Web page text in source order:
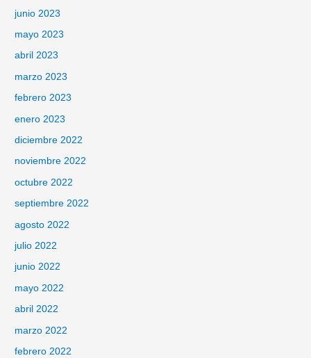
junio 2023
mayo 2023
abril 2023
marzo 2023
febrero 2023
enero 2023
diciembre 2022
noviembre 2022
octubre 2022
septiembre 2022
agosto 2022
julio 2022
junio 2022
mayo 2022
abril 2022
marzo 2022
febrero 2022